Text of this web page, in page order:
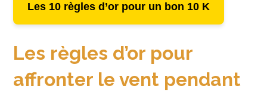
Les 10 règles d’or pour un bon 10 K
Les règles d’or pour
affronter le vent pendant